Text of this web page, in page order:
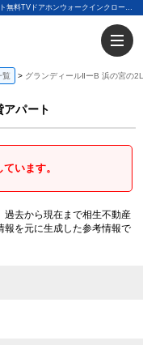
グランディールⅡーB 浜の宮の2LDK賃貸アパート！エアコンネット無料TVドアホンウォークインクローゼット浴室乾燥機｜相生不動産株式会社
覧 グランディールⅡーB 浜の宮の
パート
います。
去から現在まで相生不動産
報を元に生成した参考情報で